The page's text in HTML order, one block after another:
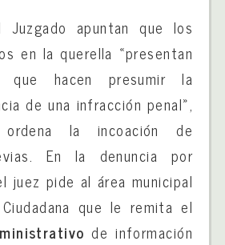
apuntan que los
en la querella «presentan
que hacen presumir la
de una infracción penal»,
la incoación de
En la denuncia por
juez pide al área municipal
que le remita el
de información